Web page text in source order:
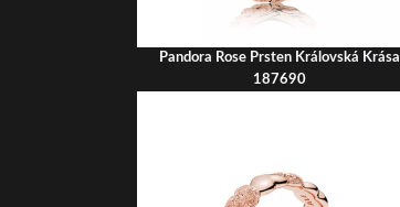
Pandora Rose Prsten Královská Krása
187690